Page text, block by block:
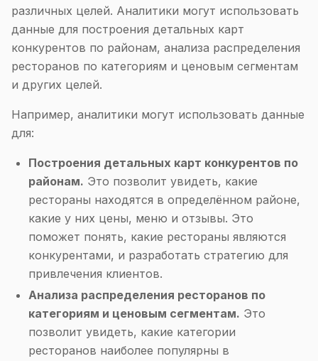
различных целей. Аналитики могут использовать
данные для построения детальных карт
конкурентов по районам, анализа распределения
ресторанов по категориям и ценовым сегментам
и других целей.
Например, аналитики могут использовать данные
для:
Построения детальных карт конкурентов по
районам. Это позволит увидеть, какие
рестораны находятся в определённом районе,
какие у них цены, меню и отзывы. Это
поможет понять, какие рестораны являются
конкурентами, и разработать стратегию для
привлечения клиентов.
Анализа распределения ресторанов по
категориям и ценовым сегментам. Это
позволит увидеть, какие категории
ресторанов наиболее популярны в